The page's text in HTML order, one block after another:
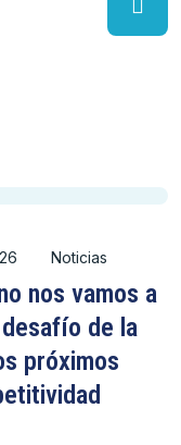
Noticias
nos vamos a
de la
próximos